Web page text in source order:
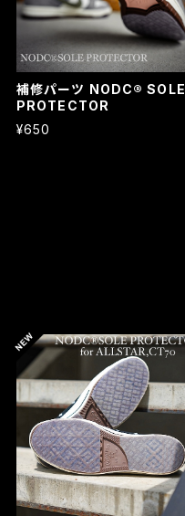
補修パーツ NODC® SOLE
PROTECTOR
¥650